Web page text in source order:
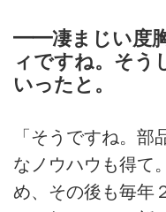
━━凄まじい度
ィですね。そう
いったと。
「そうですね。
なノウハウも得て
め、その後も毎年